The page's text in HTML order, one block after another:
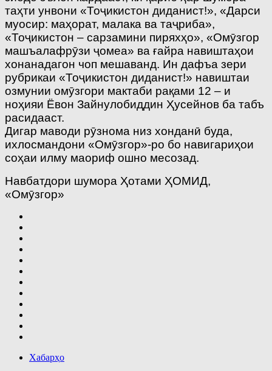
таҳти унвони «Тоҷикистон диданист!», «Дарси
муосир: маҳорат, малака ва таҷриба»,
«Тоҷикистон – сарзамини пиряхҳо», «Омӯзгор
машъалафрӯзи ҷомеа» ва ғайра навиштаҳои
хонанадагон чоп мешаванд. Ин дафъа зери
рубрикаи «Тоҷикистон диданист!» навиштаи
озмунии омӯзгори мактаби рақами 12 – и
ноҳияи Ёвон Зайнулобиддин Ҳусейнов ба табъ
расидааст.
Дигар маводи рӯзнома низ хонданӣ буда,
ихлосмандони «Омӯзгор»-ро бо навигариҳои
соҳаи илму маориф ошно месозад.
Навбатдори шумора Ҳотами ҲОМИД,
«Омӯзгор»
Хабарҳо